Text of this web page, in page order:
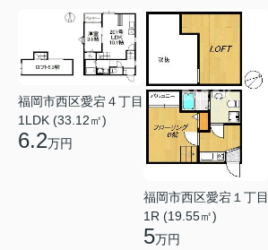
福岡市西区愛宕４丁目
1LDK (33.12㎡)
6.2万円
福岡市西区愛宕１丁目
1R (19.55㎡)
5万円